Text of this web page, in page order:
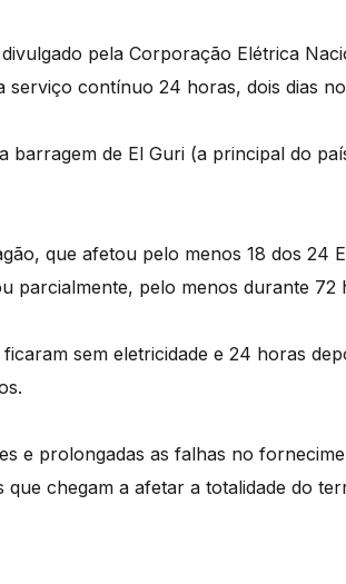
pela Corporação Elétrica
contínuo 24 horas, dois dias
barragem de El Guri (a principal do
que afetou pelo menos 18 dos 24
parcialmente, pelo menos durante 72
sem eletricidade e 24 horas
e prolongadas as falhas no
que chegam a afetar a totalidade do